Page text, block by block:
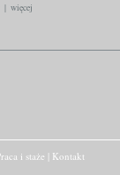
| więcej
i staże
Kontakt